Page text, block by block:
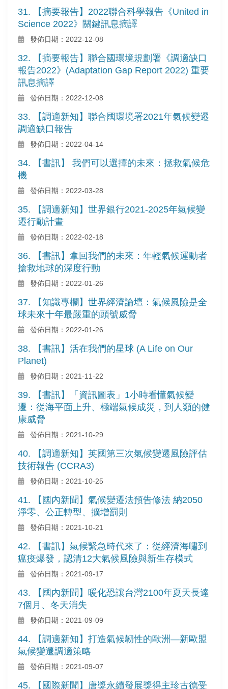
31. 【摘要報告】2022聯合科學報告《United in
Science 2022》關鍵訊息摘譯
發佈日期：2022-12-08
32. 【摘要報告】聯合國環境規劃署《調適缺口
報告2022》(Adaptation Gap Report 2022) 重要
訊息摘譯
發佈日期：2022-12-08
33. 【調適新知】聯合國環境署2021年氣候變遷
調適缺口報告
發佈日期：2022-04-14
34. 【書訊】 我們可以選擇的未來：拯救氣候危
機
發佈日期：2022-03-28
35. 【調適新知】世界銀行2021-2025年氣候變
遷行動計畫
發佈日期：2022-02-18
36. 【書訊】拿回我們的未來：年輕氣候運動者
搶救地球的深度行動
發佈日期：2022-01-26
37. 【知識專欄】世界經濟論壇：氣候風險是全
球未來十年最嚴重的頭號威脅
發佈日期：2022-01-26
38. 【書訊】活在我們的星球 (A Life on Our
Planet)
發佈日期：2021-11-22
39. 【書訊】「資訊圖表」1小時看懂氣候變
遷：從海平面上升、極端氣候成災，到人類的健
康威脅
發佈日期：2021-10-29
40. 【調適新知】英國第三次氣候變遷風險評估
技術報告 (CCRA3)
發佈日期：2021-10-25
41. 【國內新聞】氣候變遷法預告修法 納2050
淨零、公正轉型、擴增罰則
發佈日期：2021-10-21
42. 【書訊】氣候緊急時代來了：從經濟海嘯到
瘟疫爆發，認清12大氣候風險與新生存模式
發佈日期：2021-09-17
43. 【國內新聞】暖化恐讓台灣2100年夏天長達
7個月、冬天消失
發佈日期：2021-09-09
44. 【調適新知】打造氣候韌性的歐洲—新歐盟
氣候變遷調適策略
發佈日期：2021-09-07
45. 【國際新聞】唐獎永續發展獎得主珍古德受